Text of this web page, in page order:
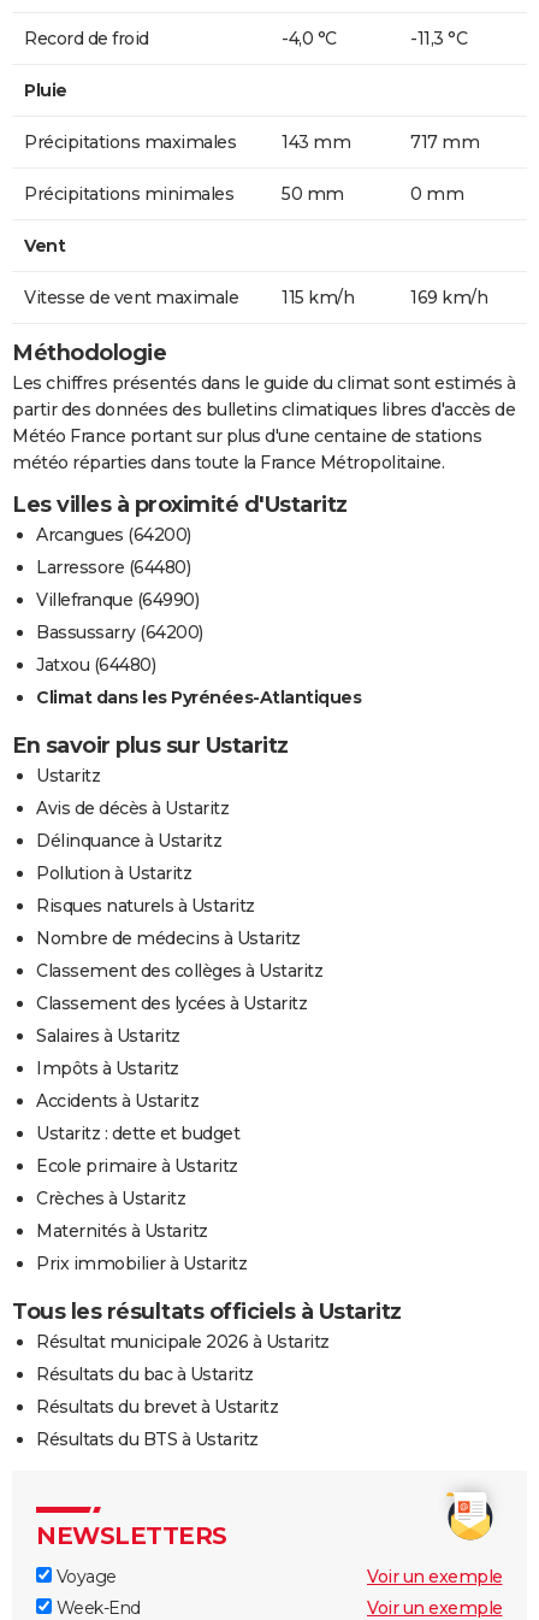
Record de froid -4,0 °C -11,3 °C
Pluie
Précipitations maximales 143 mm 717 mm
Précipitations minimales 50 mm 0 mm
Vent
Vitesse de vent maximale 115 km/h 169 km/h
Méthodologie
Les chiffres présentés dans le guide du climat sont estimés à
partir des données des bulletins climatiques libres d'accès de
Météo France portant sur plus d'une centaine de stations
météo réparties dans toute la France Métropolitaine.
Les villes à proximité d'Ustaritz
Arcangues (64200)
Larressore (64480)
Villefranque (64990)
Bassussarry (64200)
Jatxou (64480)
Climat dans les Pyrénées-Atlantiques
En savoir plus sur Ustaritz
Ustaritz
Avis de décès à Ustaritz
Délinquance à Ustaritz
Pollution à Ustaritz
Risques naturels à Ustaritz
Nombre de médecins à Ustaritz
Classement des collèges à Ustaritz
Classement des lycées à Ustaritz
Salaires à Ustaritz
Impôts à Ustaritz
Accidents à Ustaritz
Ustaritz : dette et budget
Ecole primaire à Ustaritz
Crèches à Ustaritz
Maternités à Ustaritz
Prix immobilier à Ustaritz
Tous les résultats officiels à Ustaritz
Résultat municipale 2026 à Ustaritz
Résultats du bac à Ustaritz
Résultats du brevet à Ustaritz
Résultats du BTS à Ustaritz
NEWSLETTERS
Voyage
Voir un exemple
Week-End
Voir un exemple